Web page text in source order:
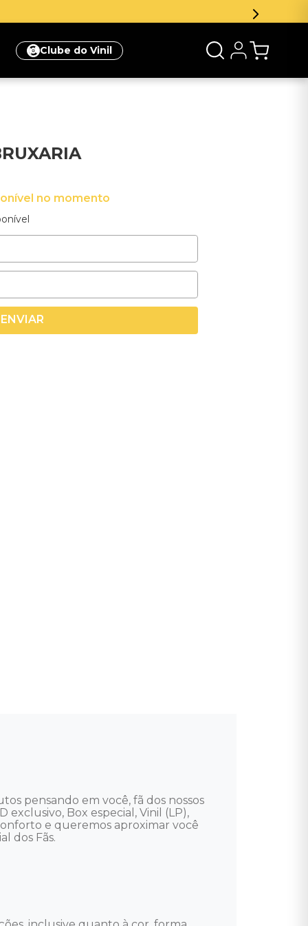
Clube do Vinil
no momento
ENVIAR
pensando em você, fã dos nossos
exclusivo, Box especial, Vinil (LP),
e queremos aproximar você
dos Fãs.